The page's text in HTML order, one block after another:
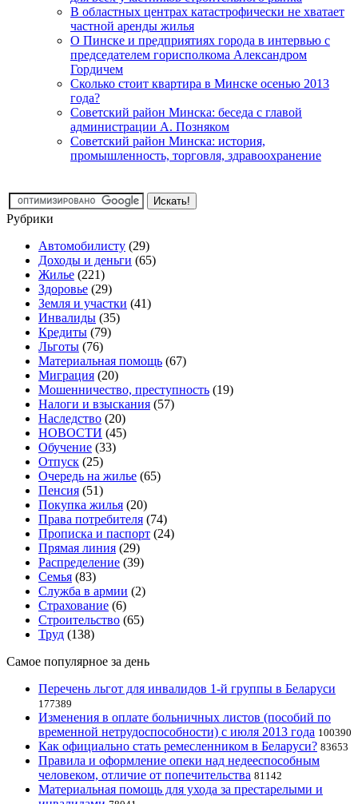
В областных центрах катастрофически не хватает
частной аренды жилья
О Пинске и предприятиях города в интервью с
председателем горисполкома Александром
Гордичем
Сколько стоит квартира в Минске осенью 2013
года?
Советский район Минска: беседа с главой
администрации А. Позняком
Советский район Минска: история,
промышленность, торговля, здравоохранение
Рубрики
Автомобилисту (29)
Доходы и деньги (65)
Жилье (221)
Здоровье (29)
Земля и участки (41)
Инвалиды (35)
Кредиты (79)
Льготы (76)
Материальная помощь (67)
Миграция (20)
Мошенничество, преступность (19)
Налоги и взыскания (57)
Наследство (20)
НОВОСТИ (45)
Обучение (33)
Отпуск (25)
Очередь на жилье (65)
Пенсия (51)
Покупка жилья (20)
Права потребителя (74)
Прописка и паспорт (24)
Прямая линия (29)
Распределение (39)
Семья (83)
Служба в армии (2)
Страхование (6)
Строительство (65)
Труд (138)
Самое популярное за день
Перечень льгот для инвалидов 1-й группы в Беларуси
177389
Изменения в оплате больничных листов (пособий по
временной нетрудоспособности) с июля 2013 года 100390
Как официально стать ремесленником в Беларуси? 83653
Правила и оформление опеки над недееспособным
человеком, отличие от попечительства 81142
Материальная помощь для ухода за престарелыми и